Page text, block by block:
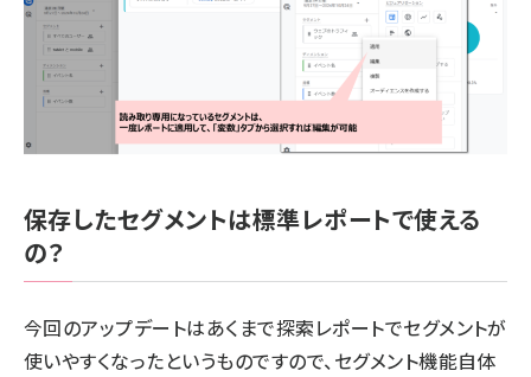
保存したセグメントは標準レポートで使える
の？
今回のアップデートはあくまで探索レポートでセグメントが
使いやすくなったというものですので、セグメント機能自体